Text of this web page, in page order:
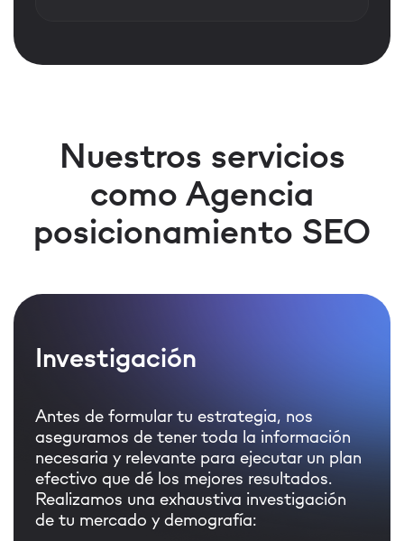
Nuestros servicios
como Agencia
posicionamiento SEO
Investigación
Antes de formular tu estrategia, nos
aseguramos de tener toda la información
necesaria y relevante para ejecutar un plan
efectivo que dé los mejores resultados.
Realizamos una exhaustiva investigación
de tu mercado y demografía: